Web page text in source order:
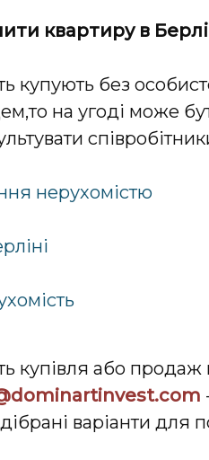
квартиру в
купують без
на угоді може
нерухомістю
купівля або продаж
варіанти